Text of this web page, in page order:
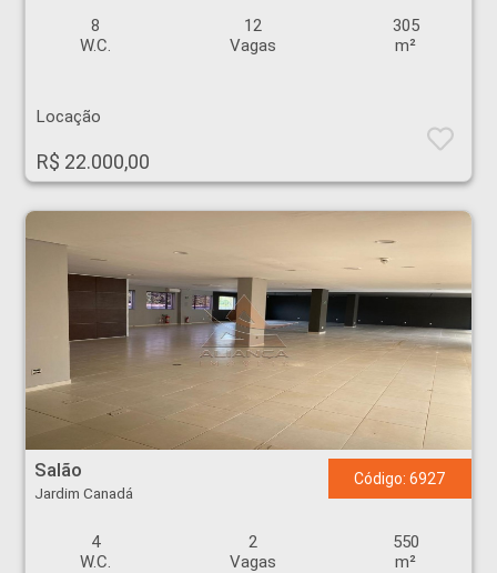
8
W.C.
12
Vagas
305
m²
Locação
R$ 22.000,00
Salão - Jardim Canadá - Ribeirão Preto
Salão
Jardim Canadá
Código: 6927
4
W.C.
2
Vagas
550
m²